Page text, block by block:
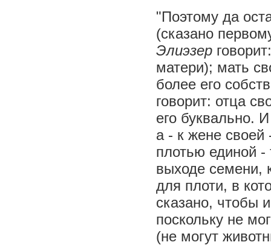
"Поэтому да
(сказано
Элиэзер
матери); мать
более его
говорит: отца
его буквально.
а - к жене своей
плотью единой -
выходе семени,
для плоти, в
сказано, чтобы
поскольку не
(не могут